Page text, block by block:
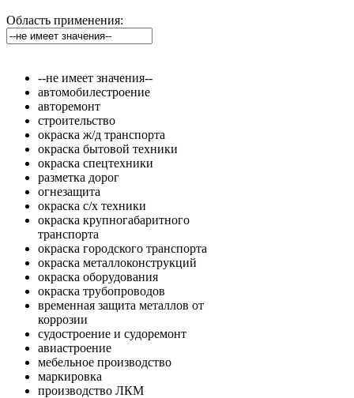
Область применения:
--не имеет значения--
автомобилестроение
авторемонт
строительство
окраска ж/д транспорта
окраска бытовой техники
окраска спецтехники
разметка дорог
огнезащита
окраска с/х техники
окраска крупногабаритного
транспорта
окраска городского транспорта
окраска металлоконструкций
окраска оборудования
окраска трубопроводов
временная защита металлов от
коррозии
судостроение и судоремонт
авиастроение
мебельное производство
маркировка
производство ЛКМ